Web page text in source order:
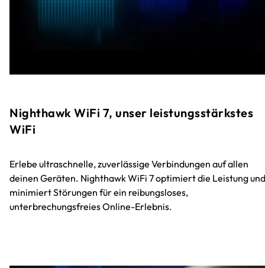
Nighthawk WiFi 7, unser leistungsstärkstes
WiFi
Erlebe ultraschnelle, zuverlässige Verbindungen auf allen
deinen Geräten. Nighthawk WiFi 7 optimiert die Leistung und
minimiert Störungen für ein reibungsloses,
unterbrechungsfreies Online-Erlebnis.